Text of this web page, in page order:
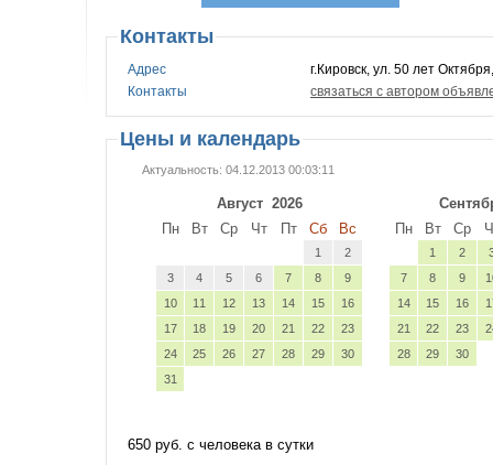
Контакты
Адрес
г.Кировск, ул. 50 лет
Контакты
связаться с автором
Цены и календарь
Актуальность: 04.12.2013 00:03:11
Август 2026
Пн
Вт Ср Чт Пт Сб Вс
1
2
3
4 5 6 7 8
9
10
11 12 13 14 15
16
17
18 19 20 21 22
23
24
25 26 27 28 29
30
31
Пн
Вт Ср
1 2
7
8 9
14
15 16
21
22 23
28
29 30
650 руб. с человека в сутки